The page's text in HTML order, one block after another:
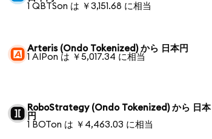
1 QBTSon は ￥3,151.68 に相当
Arteris (Ondo Tokenized) から 日本円
1 AIPon は ￥5,017.34 に相当
RoboStrategy (Ondo Tokenized) から 日本
円
1 BOTon は ￥4,463.03 に相当